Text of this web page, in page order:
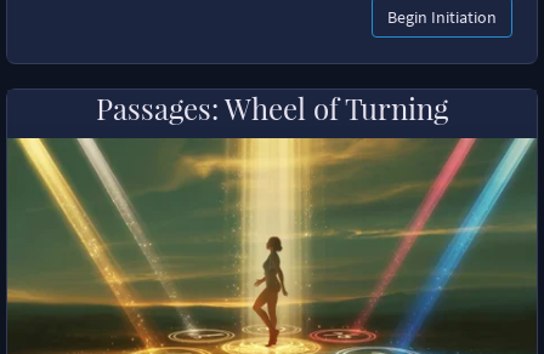
Begin Initiation
Passages: Wheel of Turning